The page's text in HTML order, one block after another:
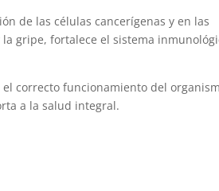
de las células cancerígenas y en las
gripe, fortalece el sistema
correcto funcionamiento del
a la salud integral.